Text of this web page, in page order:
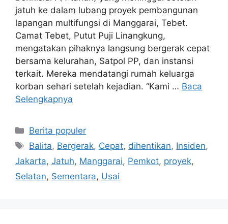
jatuh ke dalam lubang proyek pembangunan
lapangan multifungsi di Manggarai, Tebet.
Camat Tebet, Putut Puji Linangkung,
mengatakan pihaknya langsung bergerak cepat
bersama kelurahan, Satpol PP, dan instansi
terkait. Mereka mendatangi rumah keluarga
korban sehari setelah kejadian. “Kami … Baca
Selengkapnya
Kategori
Berita populer
Tag
Balita, Bergerak, Cepat, dihentikan, Insiden,
Jakarta, Jatuh, Manggarai, Pemkot, proyek,
Selatan, Sementara, Usai